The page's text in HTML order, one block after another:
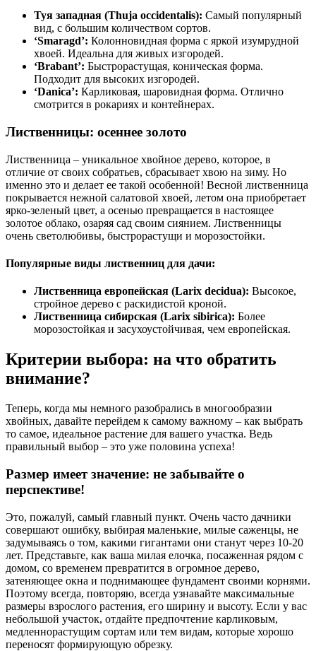
Туя западная (Thuja occidentalis): Самый популярный
вид, с большим количеством сортов.
‘Smaragd’: Колонновидная форма с яркой изумрудной
хвоей. Идеальна для живых изгородей.
‘Brabant’: Быстрорастущая, коническая форма.
Подходит для высоких изгородей.
‘Danica’: Карликовая, шаровидная форма. Отлично
смотрится в рокариях и контейнерах.
Лиственницы: осеннее золото
Лиственница – уникальное хвойное дерево, которое, в
отличие от своих собратьев, сбрасывает хвою на зиму. Но
именно это и делает ее такой особенной! Весной лиственница
покрывается нежной салатовой хвоей, летом она приобретает
ярко-зеленый цвет, а осенью превращается в настоящее
золотое облако, озаряя сад своим сиянием. Лиственницы
очень светолюбивы, быстрорастущи и морозостойки.
Популярные виды лиственниц для дачи:
Лиственница европейская (Larix decidua): Высокое,
стройное дерево с раскидистой кроной.
Лиственница сибирская (Larix sibirica): Более
морозостойкая и засухоустойчивая, чем европейская.
Критерии выбора: на что обратить
внимание?
Теперь, когда мы немного разобрались в многообразии
хвойных, давайте перейдем к самому важному – как выбрать
то самое, идеальное растение для вашего участка. Ведь
правильный выбор – это уже половина успеха!
Размер имеет значение: не забывайте о
перспективе!
Это, пожалуй, самый главный пункт. Очень часто дачники
совершают ошибку, выбирая маленькие, милые саженцы, не
задумываясь о том, какими гигантами они станут через 10-20
лет. Представьте, как ваша милая елочка, посаженная рядом с
домом, со временем превратится в огромное дерево,
затеняющее окна и поднимающее фундамент своими корнями.
Поэтому всегда, повторяю, всегда узнавайте максимальные
размеры взрослого растения, его ширину и высоту. Если у вас
небольшой участок, отдайте предпочтение карликовым,
медленнорастущим сортам или тем видам, которые хорошо
переносят формирующую обрезку.